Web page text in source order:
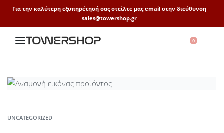
Για την καλύτερη εξυπηρέτησή σας στείλτε μας email στην διεύθυνση
sales@towershop.gr
0
UNCATEGORIZED